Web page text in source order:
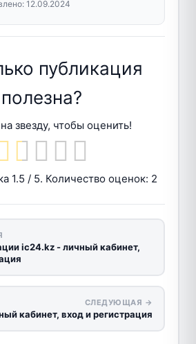
12.09.2024
публикация
полезна?
звезду, чтобы оценить!
1.5 / 5. Количество оценок: 2
ic24.kz - личный кабинет,
СЛЕДУЮЩАЯ →
кабинет, вход и регистрация